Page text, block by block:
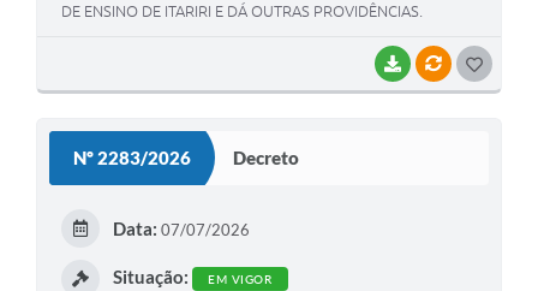
BAIXARVÍNCULOS
DE ENSINO DE ITARIRI E DÁ OUTRAS PROVIDÊNCIAS.
Nº 2283/2026 Decreto
Data: 07/07/2026
Situação: EM VIGOR